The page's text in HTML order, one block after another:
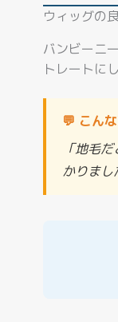
ウィッグの
バンビーニ
トレートに
💬 こん
「地毛
かりまし